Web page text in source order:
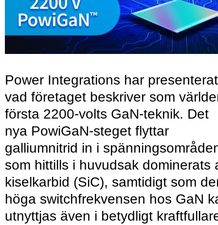
Power Integrations har presenterat
vad företaget beskriver som
första 2200-volts GaN-teknik. Det
nya PowiGaN-steget flyttar
galliumnitrid in i
som hittills i huvudsak dominerats
kiselkarbid (SiC), samtidigt som
höga switchfrekvensen hos GaN
utnyttjas även i betydligt